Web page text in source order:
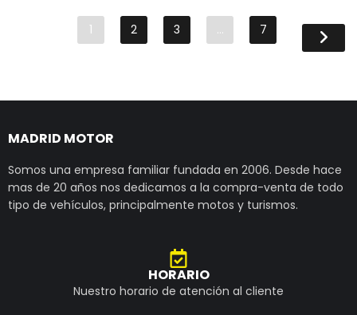
1 2 3 … 7
MADRID MOTOR
Somos una empresa familiar fundada en 2006. Desde hace
mas de 20 años nos dedicamos a la compra-venta de todo
tipo de vehículos, principalmente motos y turismos.
HORARIO
Nuestro horario de atención al cliente